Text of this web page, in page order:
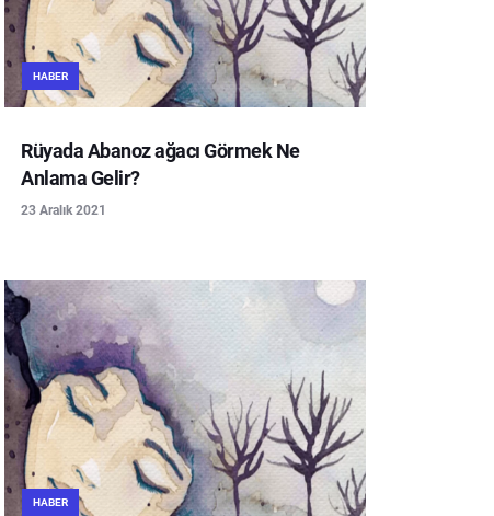
HABER
Rüyada Abanoz ağacı Görmek Ne
Anlama Gelir?
23 Aralık 2021
HABER